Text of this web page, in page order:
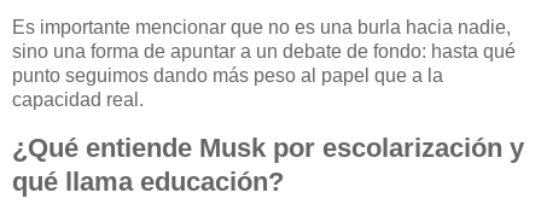
Es importante mencionar que no es una burla hacia nadie,
sino una forma de apuntar a un debate de fondo: hasta qué
punto seguimos dando más peso al papel que a la
capacidad real.
¿Qué entiende Musk por escolarización y
qué llama educación?